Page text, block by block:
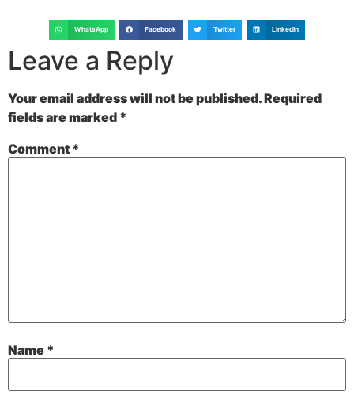
WhatsApp Facebook Twitter LinkedIn
Leave a Reply
Your email address will not be published.Required
fields are marked *
Comment *
Name *